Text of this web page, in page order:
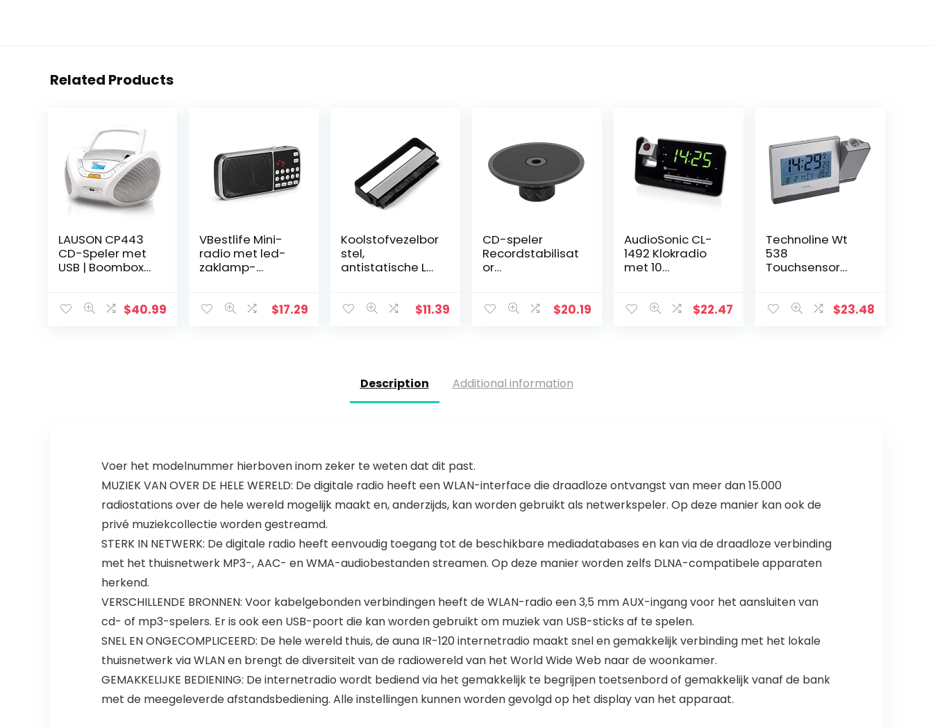
Related Products
LAUSON CP443
CD-Speler met
USB | Boombox
Draagbaare |
$40.99
VBestlife Mini-
radio met led-
zaklamp-
muziekspeler-
$17.29
Koolstofvezelbor
stel,
antistatische LP
nigingsborstel,
$11.39
CD-speler
Recordstabilisat
or
Schijfstabilisator
$20.19
AudioSonic CL-
1492 Klokradio
met 10
projectiewekker,
$22.47
Technoline Wt
538
Touchsensor
Plastic, Zilver-
$23.48
Description Additional information
Voer het modelnummer hierboven inom zeker te weten dat dit past.
MUZIEK VAN OVER DE HELE WERELD: De digitale radio heeft een WLAN-interface die draadloze ontvangst van meer dan 15.000
radiostations over de hele wereld mogelijk maakt en, anderzijds, kan worden gebruikt als netwerkspeler. Op deze manier kan ook de
privé muziekcollectie worden gestreamd.
STERK IN NETWERK: De digitale radio heeft eenvoudig toegang tot de beschikbare mediadatabases en kan via de draadloze verbinding
met het thuisnetwerk MP3-, AAC- en WMA-audiobestanden streamen. Op deze manier worden zelfs DLNA-compatibele apparaten
herkend.
VERSCHILLENDE BRONNEN: Voor kabelgebonden verbindingen heeft de WLAN-radio een 3,5 mm AUX-ingang voor het aansluiten van
cd- of mp3-spelers. Er is ook een USB-poort die kan worden gebruikt om muziek van USB-sticks af te spelen.
SNEL EN ONGECOMPLICEERD: De hele wereld thuis, de auna IR-120 internetradio maakt snel en gemakkelijk verbinding met het lokale
thuisnetwerk via WLAN en brengt de diversiteit van de radiowereld van het World Wide Web naar de woonkamer.
GEMAKKELIJKE BEDIENING: De internetradio wordt bediend via het gemakkelijk te begrijpen toetsenbord of gemakkelijk vanaf de bank
met de meegeleverde afstandsbediening. Alle instellingen kunnen worden gevolgd op het display van het apparaat.